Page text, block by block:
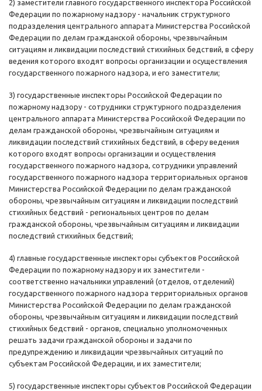
2) заместители главного государственного инспектора Российской
Федерации по пожарному надзору - начальник структурного
подразделения центрального аппарата Министерства Российской
Федерации по делам гражданской обороны, чрезвычайным
ситуациям и ликвидации последствий стихийных бедствий, в сферу
ведения которого входят вопросы организации и осуществления
государственного пожарного надзора, и его заместители;
3) государственные инспекторы Российской Федерации по
пожарному надзору - сотрудники структурного подразделения
центрального аппарата Министерства Российской Федерации по
делам гражданской обороны, чрезвычайным ситуациям и
ликвидации последствий стихийных бедствий, в сферу ведения
которого входят вопросы организации и осуществления
государственного пожарного надзора, сотрудники управлений
государственного пожарного надзора территориальных органов
Министерства Российской Федерации по делам гражданской
обороны, чрезвычайным ситуациям и ликвидации последствий
стихийных бедствий - региональных центров по делам
гражданской обороны, чрезвычайным ситуациям и ликвидации
последствий стихийных бедствий;
4) главные государственные инспекторы субъектов Российской
Федерации по пожарному надзору и их заместители -
соответственно начальники управлений (отделов, отделений)
государственного пожарного надзора территориальных органов
Министерства Российской Федерации по делам гражданской
обороны, чрезвычайным ситуациям и ликвидации последствий
стихийных бедствий - органов, специально уполномоченных
решать задачи гражданской обороны и задачи по
предупреждению и ликвидации чрезвычайных ситуаций по
субъектам Российской Федерации, и их заместители;
5) государственные инспекторы субъектов Российской Федерации